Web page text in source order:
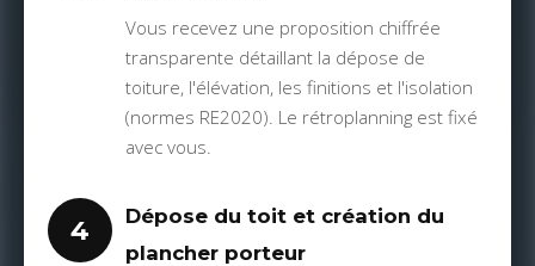
Vous recevez une proposition chiffrée
transparente détaillant la dépose de
toiture, l'élévation, les finitions et l'isolation
(normes RE2020). Le rétroplanning est fixé
avec vous.
4
Dépose du toit et création du
plancher porteur